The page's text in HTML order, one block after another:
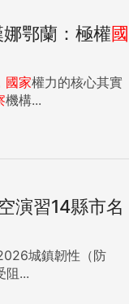
鄂蘭：極權國
國家權力的核心其實
機構...
演習14縣市名
城鎮韌性（防
阻...